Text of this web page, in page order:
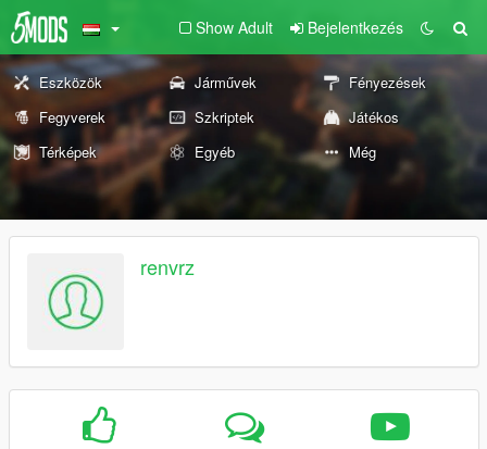
Show Adult Bejelentkezés
Eszközök Járművek
Fényezések
Fegyverek
Szkriptek
Játékos
Térképek
Egyéb Még
renvrz